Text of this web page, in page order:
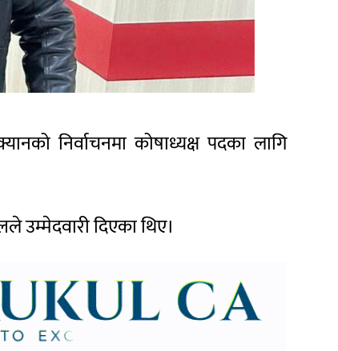
निर्वाचनमा कोषाध्यक्ष पदका लागि
उम्मेदवारी दिएका थिए।